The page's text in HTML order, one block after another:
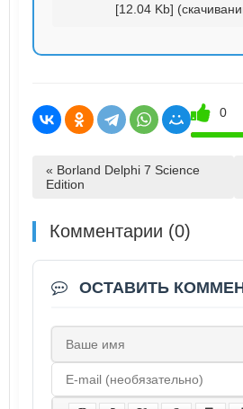
[12.04 Kb]
0
« Borland Delphi 7 Science
Edition
Комментарии (0)
ОСТАВИТЬ